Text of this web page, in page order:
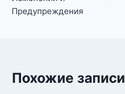
Предупреждения
Похожие записи